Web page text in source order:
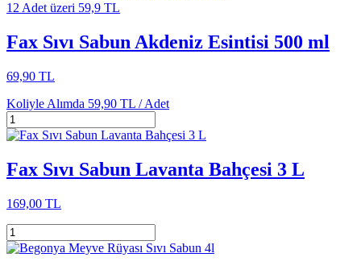
12 Adet üzeri 59,9 TL
Fax Sıvı Sabun Akdeniz Esintisi 500 ml
69,90 TL
Koliyle Alımda 59,90 TL /Adet
Fax Sıvı Sabun Lavanta Bahçesi 3 L
169,00 TL